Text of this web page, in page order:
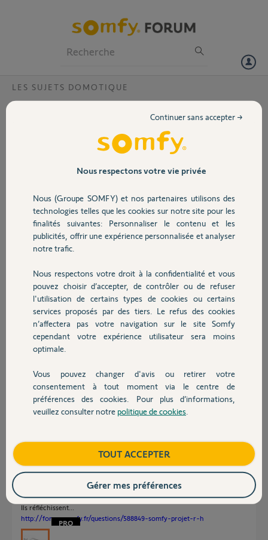
Volet
Sécurité
Domotique
Chauffage
Autres produits
Devis avec un pro
Contact
LES SUJETS DOMOTIQUE
contrôle vocal chez somfy ?
Bonjour;
Est-ce que Somfy
entreprend des
démarches pour le
développement d'un
maison ? Tahoma c'est
bien, mais il faut toujours
avoir le téléphone ou la tablette dans les mains ...
Il existe des systèmes tels que JARVIS contrôle vocal ... pourquoi
Somfy investit pas dans ce sens pour contrer les solutions des géants
Thomas R.
il y a plus de 9 ans
Participer au fil de discussion
Réponses
Bonjour,
Peut-être un jour..
Sylvain C. il y a plus de 9 ans
Bonjour,
Ils réfléchissent...
http://forum.somfy.fr/questions/588849-somfy-projet-r-h
Nous respectons votre vie privée
Nous (Groupe SOMFY) et nos partenaires utilisons des
technologies telles que les cookies sur notre site pour les
finalités suivantes: Personnaliser le contenu et les
publicités, offrir une expérience personnalisée et analyser
notre trafic.
Nous respectons votre droit à la confidentialité et vous
pouvez choisir d’accepter, de contrôler ou de refuser
l'utilisation de certains types de cookies ou certains
services proposés par des tiers. Le refus des cookies
n’affectera pas votre navigation sur le site Somfy
cependant votre expérience utilisateur sera moins
optimale.
Vous pouvez changer d'avis ou retirer votre
consentement à tout moment via le centre de
préférences des cookies. Pour plus d’informations,
veuillez consulter notre politique de cookies
Continuer sans accepter →
TOUT ACCEPTER
Gérer mes préférences